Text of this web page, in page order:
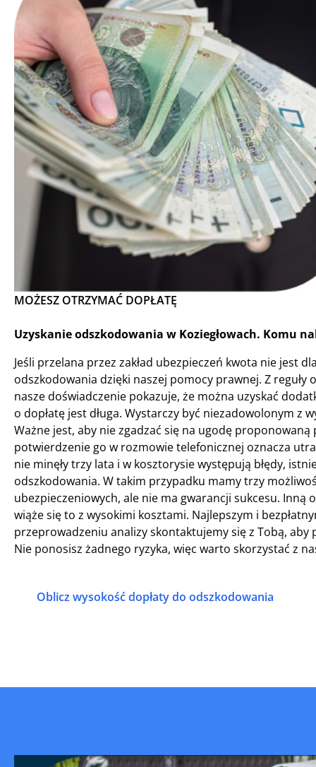
MOŻESZ OTRZYMAĆ DOPŁATĘ
Uzyskanie odszkodowania w Koziegłowach. Komu
Jeśli przelana przez zakład ubezpieczeń kwota nie jest
odszkodowania dzięki naszej pomocy prawnej. Z
nasze doświadczenie pokazuje, że można uzyskać
o dopłatę jest długa. Wystarczy być niezadowolonym z
Ważne jest, aby nie zgadzać się na ugodę
potwierdzenie go w rozmowie telefonicznej oznacza
nie minęły trzy lata i w kosztorysie występują błędy,
odszkodowania. W takim przypadku mamy trzy
ubezpieczeniowych, ale nie ma gwarancji sukcesu.
wiąże się to z wysokimi kosztami. Najlepszym i
przeprowadzeniu analizy skontaktujemy się z Tobą,
Nie ponosisz żadnego ryzyka, więc warto skorzystać z
Oblicz wysokość dopłaty do odszkodowania